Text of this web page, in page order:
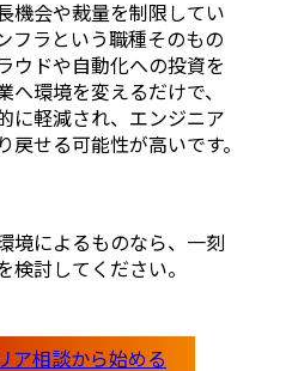
機会や裁量を制限してい
フラという職種そのもの
ウドや自動化への投資を
環境を変えるだけで、
に軽減され、エンジニア
戻せる可能性が高いです。
境によるものなら、一刻
検討してください。